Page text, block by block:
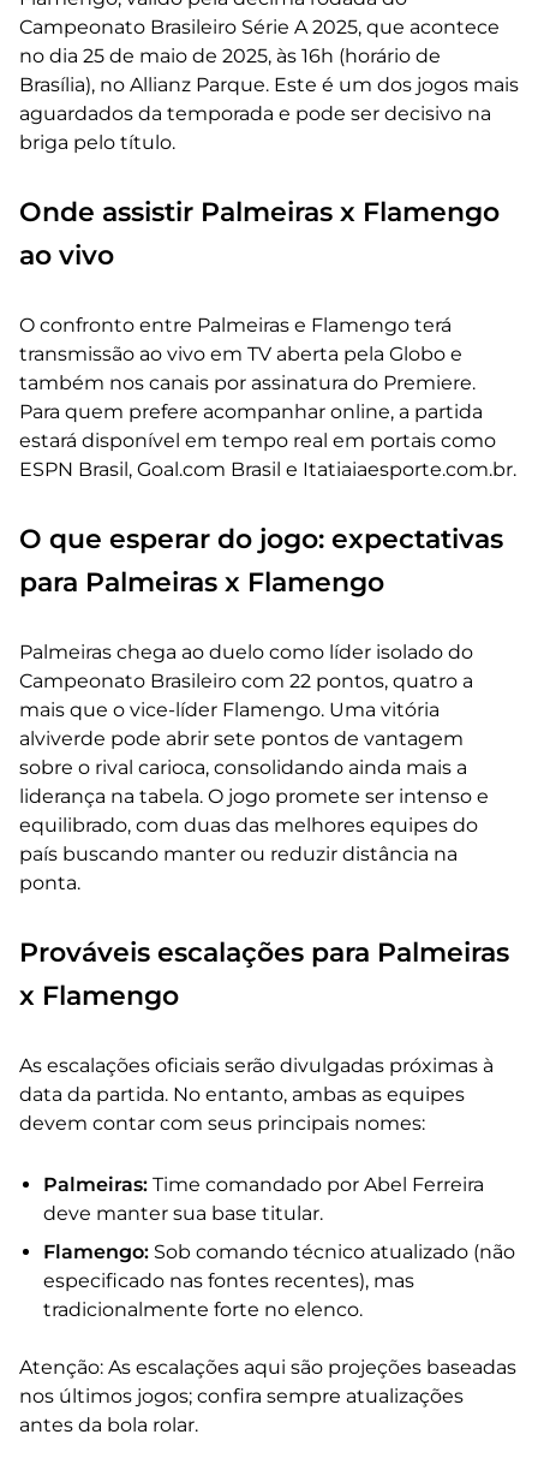
Campeonato Brasileiro Série A 2025, que acontece
no dia 25 de maio de 2025, às 16h (horário de
Brasília), no Allianz Parque. Este é um dos jogos mais
aguardados da temporada e pode ser decisivo na
briga pelo título.
Onde assistir Palmeiras x Flamengo
ao vivo
O confronto entre Palmeiras e Flamengo terá
transmissão ao vivo em TV aberta pela Globo e
também nos canais por assinatura do Premiere.
Para quem prefere acompanhar online, a partida
estará disponível em tempo real em portais como
ESPN Brasil, Goal.com Brasil e Itatiaiaesporte.com.br.
O que esperar do jogo: expectativas
para Palmeiras x Flamengo
Palmeiras chega ao duelo como líder isolado do
Campeonato Brasileiro com 22 pontos, quatro a
mais que o vice-líder Flamengo. Uma vitória
alviverde pode abrir sete pontos de vantagem
sobre o rival carioca, consolidando ainda mais a
liderança na tabela. O jogo promete ser intenso e
equilibrado, com duas das melhores equipes do
país buscando manter ou reduzir distância na
ponta.
Prováveis escalações para Palmeiras
x Flamengo
As escalações oficiais serão divulgadas próximas à
data da partida. No entanto, ambas as equipes
devem contar com seus principais nomes:
Palmeiras: Time comandado por Abel Ferreira
deve manter sua base titular.
Flamengo: Sob comando técnico atualizado (não
especificado nas fontes recentes), mas
tradicionalmente forte no elenco.
Atenção: As escalações aqui são projeções baseadas
nos últimos jogos; confira sempre atualizações
antes da bola rolar.